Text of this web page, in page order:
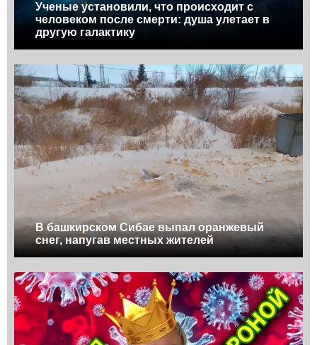
Ученые установили, что происходит с
человеком после смерти: душа улетает в
другую галактику
В башкирском Сибае выпал оранжевый
снег, напугав местных жителей